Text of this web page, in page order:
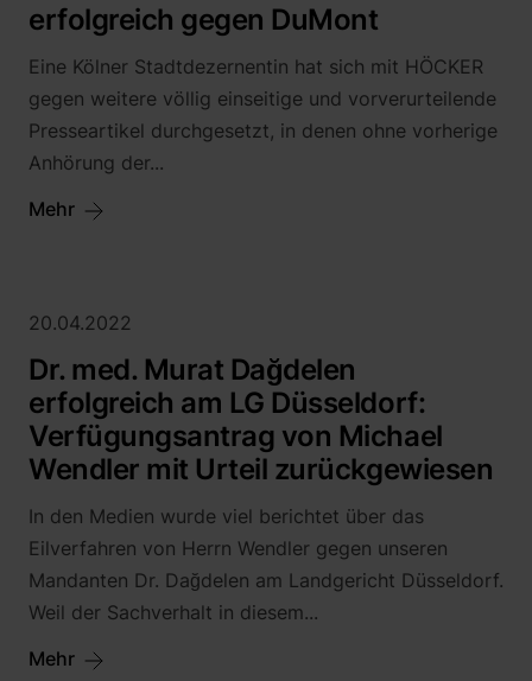
erfolgreich gegen DuMont
Eine Kölner Stadtdezernentin hat sich mit HÖCKER
gegen weitere völlig einseitige und vorverurteilende
Presseartikel durchgesetzt, in denen ohne vorherige
Anhörung der...
Mehr
20.04.2022
Dr. med. Murat Dağdelen
erfolgreich am LG Düsseldorf:
Verfügungsantrag von Michael
Wendler mit Urteil zurückgewiesen
In den Medien wurde viel berichtet über das
Eilverfahren von Herrn Wendler gegen unseren
Mandanten Dr. Dağdelen am Landgericht Düsseldorf.
Weil der Sachverhalt in diesem...
Mehr